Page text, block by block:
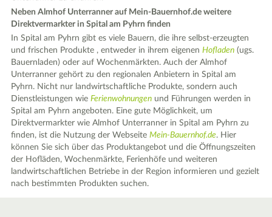
Neben Almhof Unterranner auf Mein-Bauernhof.de weitere
Direktvermarkter in Spital am Pyhrn finden
In Spital am Pyhrn gibt es viele Bauern, die ihre selbst-erzeugten
und frischen Produkte , entweder in ihrem eigenenHofladen (ugs.
Bauernladen) oder auf Wochenmärkten. Auch der Almhof
Unterranner gehört zu den regionalen Anbietern in Spital am
Pyhrn. Nicht nur landwirtschaftliche Produkte, sondern auch
Dienstleistungen wieFerienwohnungen und Führungen werden in
Spital am Pyhrn angeboten. Eine gute Möglichkeit, um
Direktvermarkter wie Almhof Unterranner in Spital am Pyhrn zu
finden, ist die Nutzung der WebseiteMein-Bauernhof.de. Hier
können Sie sich über das Produktangebot und die Öffnungszeiten
der Hofläden, Wochenmärkte, Ferienhöfe und weiteren
landwirtschaftlichen Betriebe in der Region informieren und gezielt
nach bestimmten Produkten suchen.